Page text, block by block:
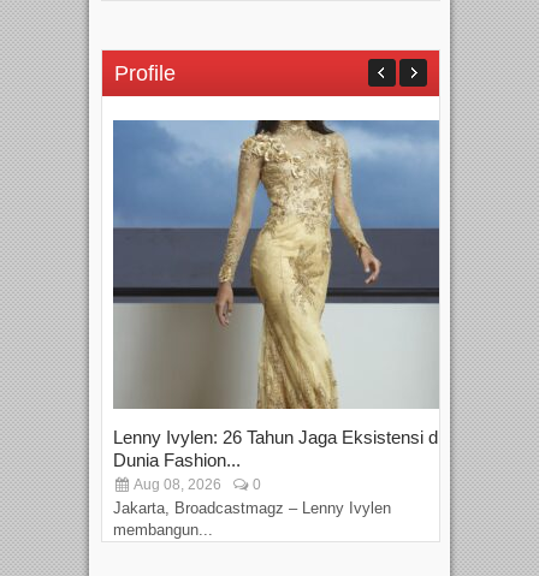
Profile
Lenny Ivylen: 26 Tahun Jaga Eksistensi di
Dunia Fashion...
Aug 08, 2026 0
Jakarta, Broadcastmagz – Lenny Ivylen
membangun...